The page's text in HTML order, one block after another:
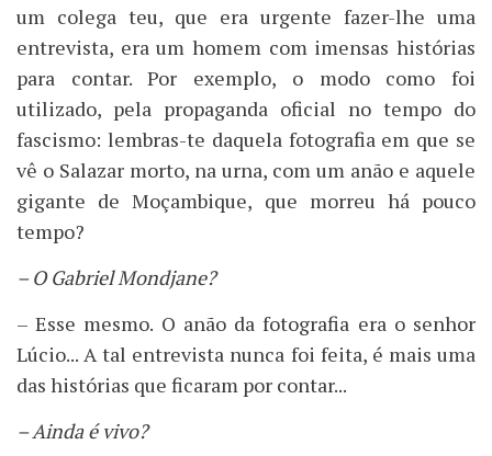
um colega teu, que era urgente fazer-lhe uma
entrevista, era um homem com imensas histórias
para contar. Por exemplo, o modo como foi
utilizado, pela propaganda oficial no tempo do
fascismo: lembras-te daquela fotografia em que se
vê o Salazar morto, na urna, com um anão e aquele
gigante de Moçambique, que morreu há pouco
tempo?
– O Gabriel Mondjane?
– Esse mesmo. O anão da fotografia era o senhor
Lúcio... A tal entrevista nunca foi feita, é mais uma
das histórias que ficaram por contar...
– Ainda é vivo?